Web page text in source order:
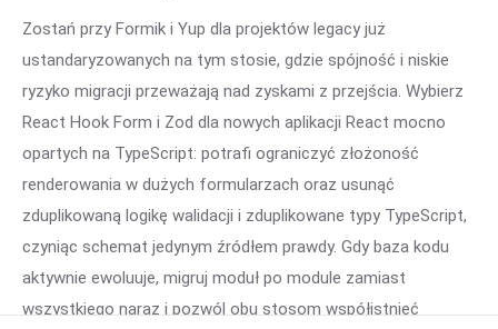
Zostań przy Formik i Yup dla projektów legacy już
ustandaryzowanych na tym stosie, gdzie spójność i niskie
ryzyko migracji przeważają nad zyskami z przejścia. Wybierz
React Hook Form i Zod dla nowych aplikacji React mocno
opartych na TypeScript: potrafi ograniczyć złożoność
renderowania w dużych formularzach oraz usunąć
zduplikowaną logikę walidacji i zduplikowane typy TypeScript,
czyniąc schemat jedynym źródłem prawdy. Gdy baza kodu
aktywnie ewoluuje, migruj moduł po module zamiast
wszystkiego naraz i pozwól obu stosom współistnieć